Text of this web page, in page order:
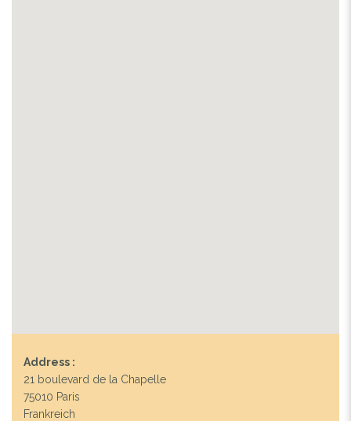
Address :
21 boulevard de la Chapelle
75010 Paris
Frankreich